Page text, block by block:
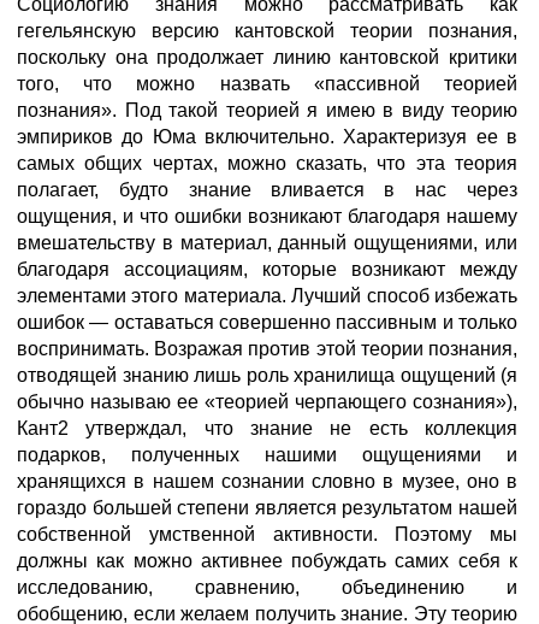
Социологию знания можно рассматривать как
гегельянскую версию кантовской теории познания,
поскольку она продолжает линию кантовской критики
того, что можно назвать «пассивной теорией
познания». Под такой теорией я имею в виду теорию
эмпириков до Юма включительно. Характеризуя ее в
самых общих чертах, можно сказать, что эта теория
полагает, будто знание вливается в нас через
ощущения, и что ошибки возникают благодаря нашему
вмешательству в материал, данный ощущениями, или
благодаря ассоциациям, которые возникают между
элементами этого материала. Лучший способ избежать
ошибок — оставаться совершенно пассивным и только
воспринимать. Возражая против этой теории познания,
отводящей знанию лишь роль хранилища ощущений (я
обычно называю ее «теорией черпающего сознания»),
Кант2 утверждал, что знание не есть коллекция
подарков, полученных нашими ощущениями и
хранящихся в нашем сознании словно в музее, оно в
гораздо большей степени является результатом нашей
собственной умственной активности. Поэтому мы
должны как можно активнее побуждать самих себя к
исследованию, сравнению, объединению и
обобщению, если желаем получить знание. Эту теорию